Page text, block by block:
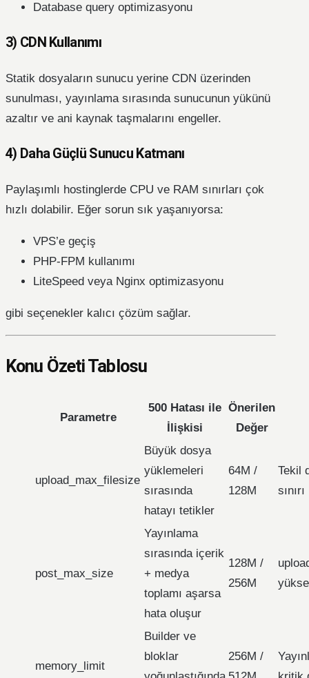
Database query optimizasyonu
3) CDN Kullanımı
Statik dosyaların sunucu yerine CDN üzerinden
sunulması, yayınlama sırasında sunucunun yükünü
azaltır ve ani kaynak taşmalarını engeller.
4) Daha Güçlü Sunucu Katmanı
Paylaşımlı hostinglerde CPU ve RAM sınırları çok
hızlı dolabilir. Eğer sorun sık yaşanıyorsa:
VPS’e geçiş
PHP-FPM kullanımı
LiteSpeed veya Nginx optimizasyonu
gibi seçenekler kalıcı çözüm sağlar.
Konu Özeti Tablosu
Parametre
500 Hatası ile
İlişkisi
Önerilen
Değer
upload_max_filesize
Büyük dosya
yüklemeleri
sırasında
hatayı tetikler
64M /
128M
Tekil
sınırı
post_max_size
Yayınlama
sırasında içerik
+ medya
toplamı aşarsa
hata oluşur
128M /
256M
memory_limit
Builder ve
bloklar
256M /